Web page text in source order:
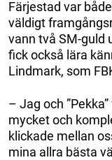
Färjestad var
väldigt
vann två SM-guld
fick också lära
Lindmark, som
– Jag och
mycket och
klickade mellan
mina allra bästa